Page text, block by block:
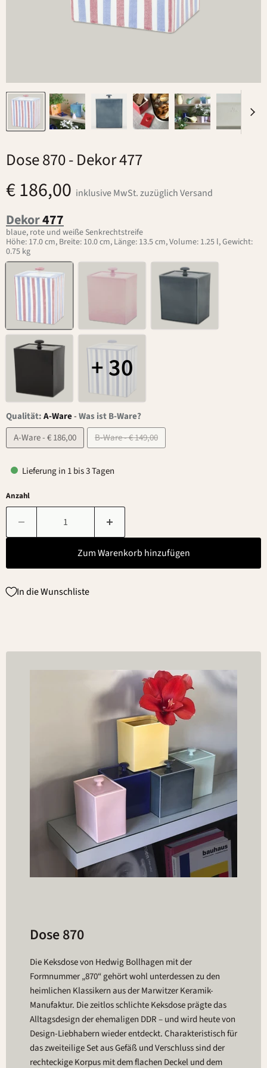
Dose 870- Dekor 477
€ 186,00 inklusive MwSt. zuzüglich Versand
Dekor477
blaue, rote und weiße Senkrechtstreife
Höhe: 17.0 cm, Breite: 10.0 cm, Länge: 13.5 cm, Volume: 1.25 l, Gewicht:
0.75 kg
+ 30
Qualität:A-Ware-Was ist B-Ware?
A-Ware - € 186,00
B-Ware - € 149,00
Lieferung in 1 bis 3 Tagen
Anzahl
Zum Warenkorb hinzufügen
In die Wunschliste
Dose 870
Die Keksdose von Hedwig Bollhagen mit der
Formnummer „870“ gehört wohl unterdessen zu den
heimlichen Klassikern aus der Marwitzer Keramik-
Manufaktur. Die zeitlos schlichte Keksdose prägte das
Alltagsdesign der ehemaligen DDR – und wird heute von
Design-Liebhabern wieder entdeckt. Charakteristisch für
das zweiteilige Set aus Gefäß und Verschluss sind der
rechteckige Korpus mit dem flachen Deckel und dem